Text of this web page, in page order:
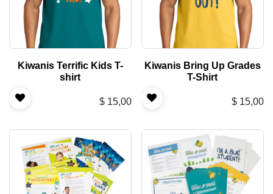
Kiwanis Terrific Kids T-
shirt
$ 15,00
Kiwanis Bring Up Grades
T-Shirt
$ 15,00